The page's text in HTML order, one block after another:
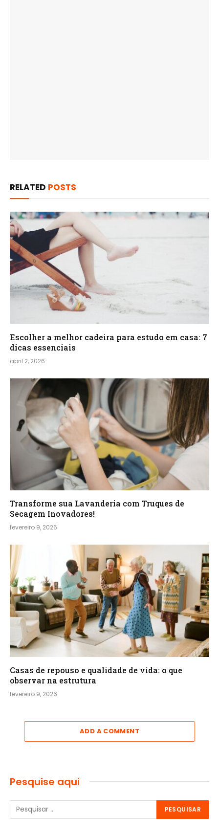
RELATED POSTS
Escolher a melhor cadeira para estudo em casa: 7
dicas essenciais
abril 2, 2026
Transforme sua Lavanderia com Truques de
Secagem Inovadores!
fevereiro 9, 2026
Casas de repouso e qualidade de vida: o que
observar na estrutura
fevereiro 9, 2026
ADD A COMMENT
Pesquise aqui